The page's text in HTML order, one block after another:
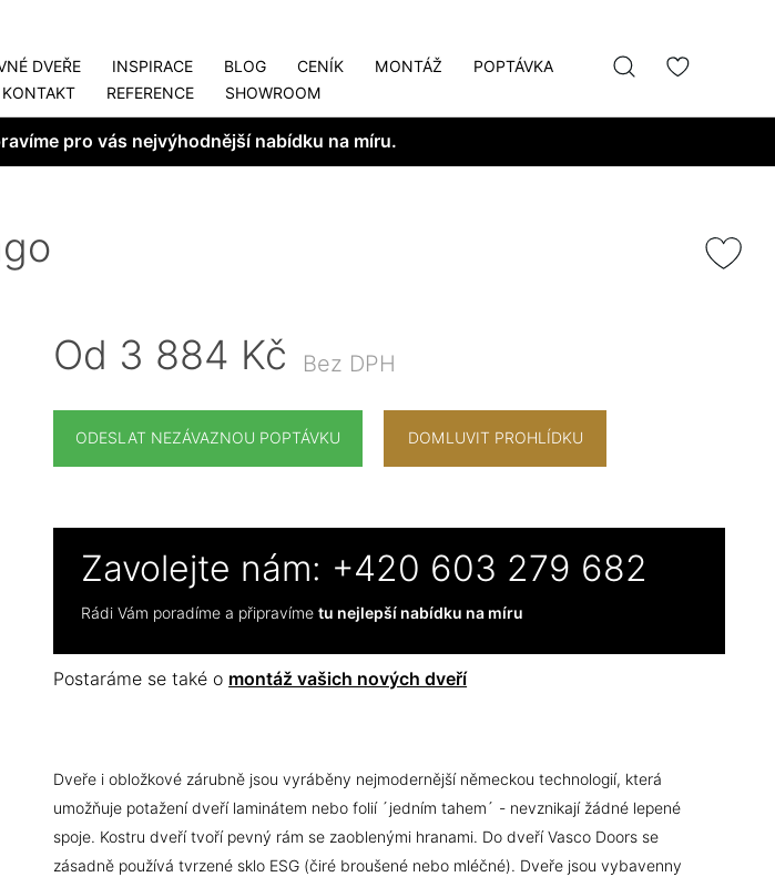
DVEŘE INSPIRACE BLOG CENÍK MONTÁŽ
POPTÁVKA
KONTAKT
REFERENCE SHOWROOM
pro vás nejvýhodnější nabídku na míru.
Od 3 884 Kč Bez DPH
ODESLAT NEZÁVAZNOU POPTÁVKU DOMLUVIT PROHLÍDKU
Zavolejte nám: +420 603 279 682
Rádi Vám poradíme a připravímetu nejlepší nabídku na míru
Postaráme se také o montáž vašich nových dveří
Dveře i obložkové zárubně jsou vyráběny nejmodernější německou technologií, která
umožňuje potažení dveří laminátem nebo folií ´jedním tahem´ - nevznikají žádné lepené
spoje. Kostru dveří tvoří pevný rám se zaoblenými hranami. Do dveří Vasco Doors se
zásadně používá tvrzené sklo ESG (čiré broušené nebo mléčné). Dveře jsou vybavenny